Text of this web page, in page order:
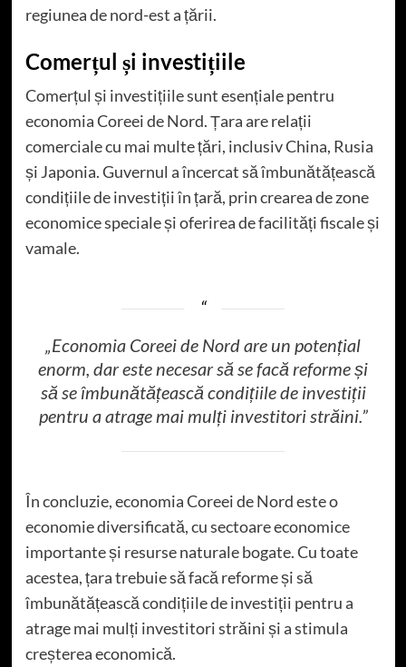
regiunea de nord-est a țării.
Comerțul și investițiile
Comerțul și investițiile sunt esențiale pentru
economia Coreei de Nord. Țara are relații
comerciale cu mai multe țări, inclusiv China, Rusia
și Japonia. Guvernul a încercat să îmbunătățească
condițiile de investiții în țară, prin crearea de zone
economice speciale și oferirea de facilități fiscale și
vamale.
„Economia Coreei de Nord are un potențial
enorm, dar este necesar să se facă reforme și
să se îmbunătățească condițiile de investiții
pentru a atrage mai mulți investitori străini.”
În concluzie, economia Coreei de Nord este o
economie diversificată, cu sectoare economice
importante și resurse naturale bogate. Cu toate
acestea, țara trebuie să facă reforme și să
îmbunătățească condițiile de investiții pentru a
atrage mai mulți investitori străini și a stimula
creșterea economică.